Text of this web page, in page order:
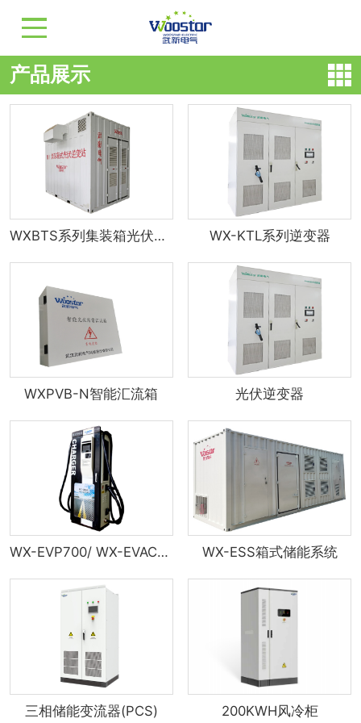
产品展示
WXBTS系列集装箱光伏发电站 WX-KTL系列逆变器
WXPVB-N智能汇流箱 光伏逆变器
WX-EVP700/ WX-EVAC7K系列交流... WX-ESS箱式储能系统
三相储能变流器(PCS) 200KWH风冷柜